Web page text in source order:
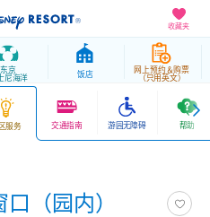
收藏夹
东京
尼海洋 饭店 网上预约＆购票
（只用英文）
服务 交通指南 游园无障碍 帮助
（园内）